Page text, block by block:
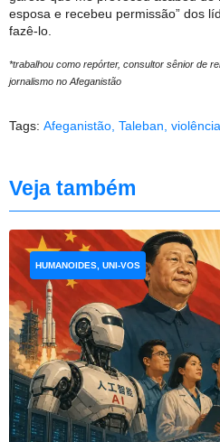
esposa e recebeu permissão” dos
fazê-lo.
*trabalhou como repórter, consultor sênior de
jornalismo no Afeganistão
Tags: Afeganistão, Taleban,
Veja também
HUMANOIDES, UNI-VOS